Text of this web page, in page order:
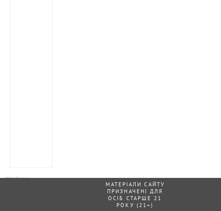
МАТЕРІАЛИ САЙТУ
ПРИЗНАЧЕНІ ДЛЯ
ОСІБ СТАРШЕ 21
РОКУ (21+)